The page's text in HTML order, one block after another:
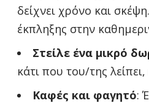
δείχνει χρόνο και
έκπληξης στην
Στείλε ένα μικρό
κάτι που του/της
Καφές και φαγητό: